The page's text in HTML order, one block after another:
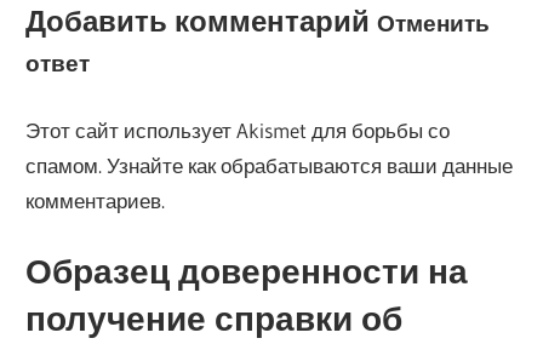
Добавить комментарийОтменить
ответ
Этот сайт использует Akismet для борьбы со
спамом. Узнайте как обрабатываются ваши данные
комментариев.
Образец доверенности на
получение справки об